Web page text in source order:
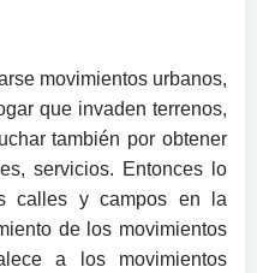
movimientos urbanos,
que invaden terrenos,
también por obtener
servicios. Entonces lo
calles y campos en la
de los movimientos
a los movimientos